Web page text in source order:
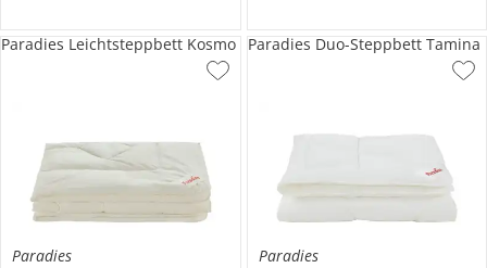
Paradies
Paradies Leichtsteppbett Kosmo
Paradies
Paradies Duo-Steppbett Tamina